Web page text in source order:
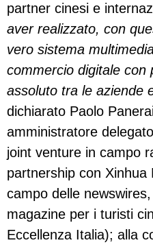
partner cinesi e
aver realizzato, con
vero sistema
commercio digitale con
assoluto tra le aziende
dichiarato Paolo
amministratore
joint venture in campo
partnership con Xinhua
campo delle
magazine per i turisti
Eccellenza Italia); alla